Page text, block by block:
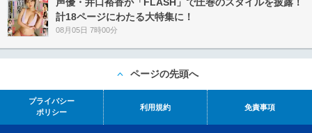
計18ページにわたる大特集に！
08月05日 7時00分
ページの先頭へ
プライバシー
ポリシー
利用規約 免責事項